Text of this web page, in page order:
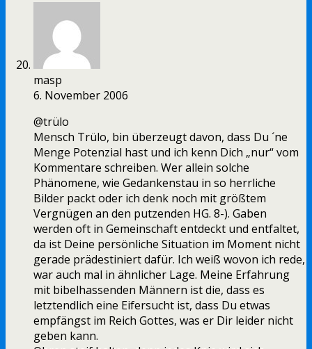
masp
6. November 2006
@trülo
Mensch Trülo, bin überzeugt davon, dass Du ´ne
Menge Potenzial hast und ich kenn Dich „nur“ vom
Kommentare schreiben. Wer allein solche
Phänomene, wie Gedankenstau in so herrliche
Bilder packt oder ich denk noch mit größtem
Vergnügen an den putzenden HG. 8-). Gaben
werden oft in Gemeinschaft entdeckt und entfaltet,
da ist Deine persönliche Situation im Moment nicht
gerade prädestiniert dafür. Ich weiß wovon ich rede,
war auch mal in ähnlicher Lage. Meine Erfahrung
mit bibelhassenden Männern ist die, dass es
letztendlich eine Eifersucht ist, dass Du etwas
empfängst im Reich Gottes, was er Dir leider nicht
geben kann.